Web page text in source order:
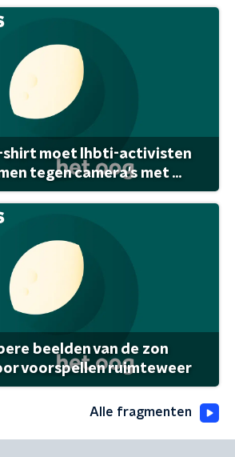
shirt moet lhbti-activisten
tegen camera's met ...
beelden van de zon
voorspellen ruimteweer
Alle fragmenten